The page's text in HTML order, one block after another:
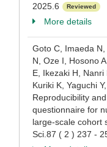
2025.6 Reviewed
More details
Goto C, Imaeda
N, Oze I, Hosono
E, Ikezaki H, Nanri
Kuriki K, Yaguchi
Reproducibility
questionnaire for
large-scale cohort
Sci.87 ( 2 ) 237 -